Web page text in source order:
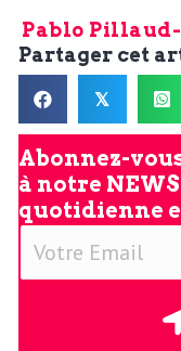
Pablo
Partager cet
𝕏
Abonnez-
à notre
quotidienne
V